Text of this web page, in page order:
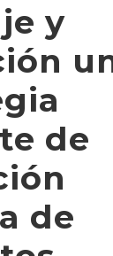
y
de
de